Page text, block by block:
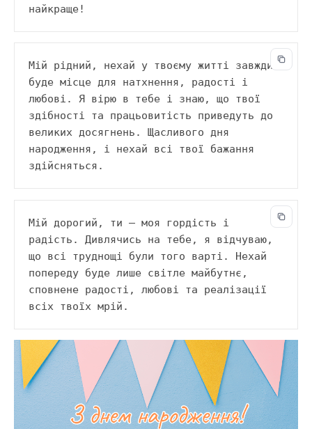
найкраще!
Мій рідний, нехай у твоєму житті завжди
буде місце для натхнення, радості і
любові. Я вірю в тебе і знаю, що твої
здібності та працьовитість приведуть до
великих досягнень. Щасливого дня
народження, і нехай всі твої бажання
здійсняться.
Мій дорогий, ти — моя гордість і
радість. Дивлячись на тебе, я відчуваю,
що всі труднощі були того варті. Нехай
попереду буде лише світле майбутнє,
сповнене радості, любові та реалізації
всіх твоїх мрій.